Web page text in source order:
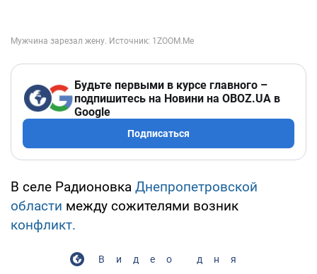
Будьте первыми в курсе главного –
подпишитесь на Новини на OBOZ.UA в
Google
Подписаться
В селе Радионовка Днепропетровской
области между сожителями возник
конфликт.
Видео дня